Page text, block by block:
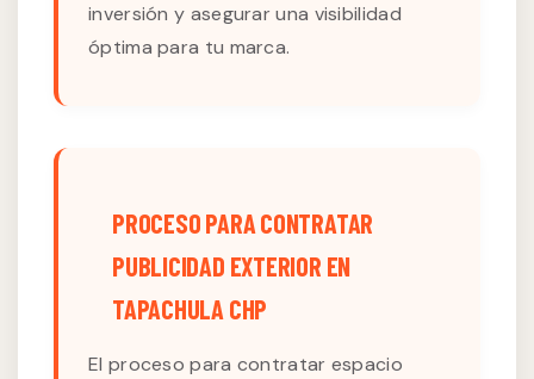
inversión y asegurar una visibilidad
óptima para tu marca.
PROCESO PARA CONTRATAR
PUBLICIDAD EXTERIOR EN
TAPACHULA CHP
El proceso para contratar espacio